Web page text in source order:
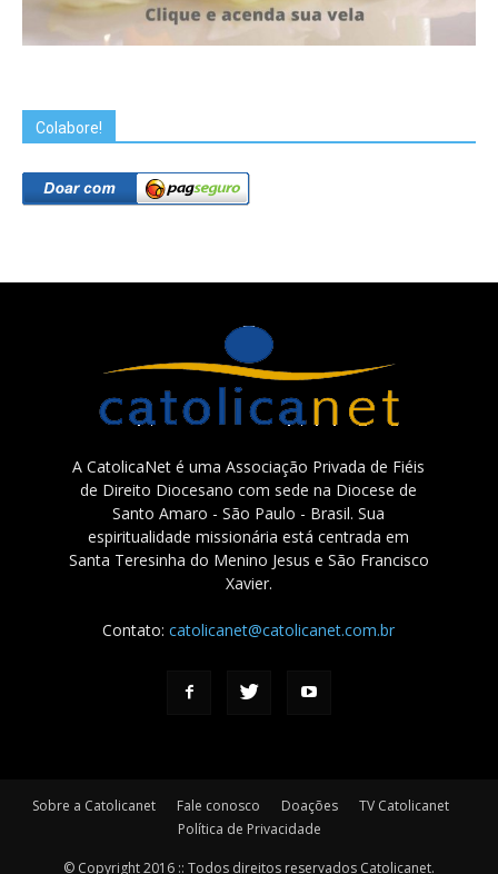
Colabore!
A CatolicaNet é uma Associação Privada de Fiéis
de Direito Diocesano com sede na Diocese de
Santo Amaro - São Paulo - Brasil. Sua
espiritualidade missionária está centrada em
Santa Teresinha do Menino Jesus e São Francisco
Xavier.
Contato:catolicanet@catolicanet.com.br
Sobre a Catolicanet Fale conosco Doações
TV Catolicanet
Política de Privacidade
© Copyright 2016 :: Todos direitos reservados Catolicanet.